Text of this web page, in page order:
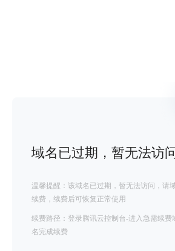
域名已过期，暂无法访
温馨提醒：该域名已过期，暂无法访问，请
续费，续费后可恢复正常使用
续费路径：登录腾讯云控制台-进入急需续费
名完成续费